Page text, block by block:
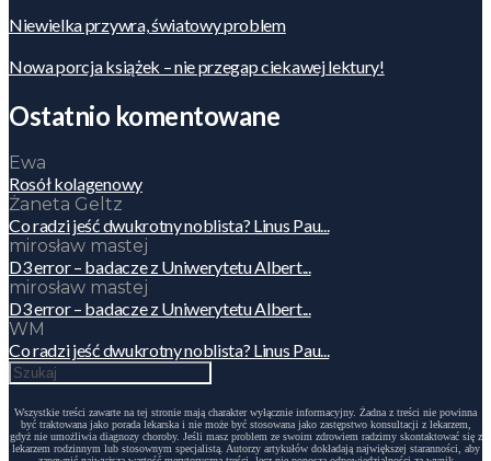
Niewielka przywra, światowy problem
Nowa porcja książek – nie przegap ciekawej lektury!
Ostatnio komentowane
Ewa
Rosół kolagenowy
Żaneta Geltz
Co radzi jeść dwukrotny noblista? Linus Pau...
mirosław mastej
D3 error – badacze z Uniwerytetu Albert...
mirosław mastej
D3 error – badacze z Uniwerytetu Albert...
WM
Co radzi jeść dwukrotny noblista? Linus Pau...
Wszystkie treści zawarte na tej stronie mają charakter wyłącznie informacyjny. Żadna z treści nie powinna
być traktowana jako porada lekarska i nie może być stosowana jako zastępstwo konsultacji z lekarzem,
gdyż nie umożliwia diagnozy choroby. Jeśli masz problem ze swoim zdrowiem radzimy skontaktować się z
lekarzem rodzinnym lub stosownym specjalistą. Autorzy artykułów dokładają największej staranności, aby